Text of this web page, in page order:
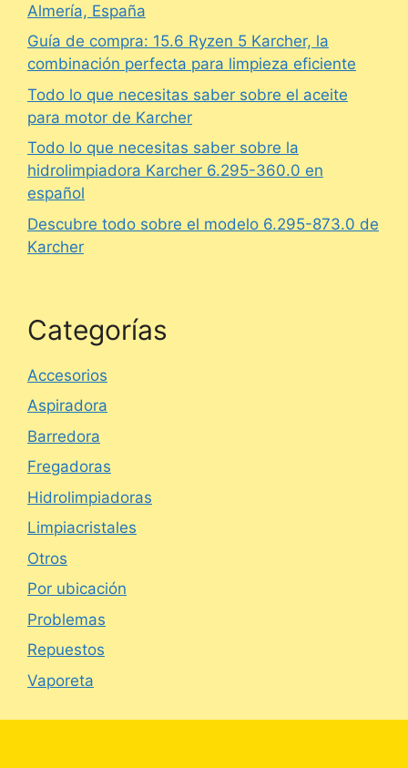
Almería, España
Guía de compra: 15.6 Ryzen 5 Karcher, la
combinación perfecta para limpieza eficiente
Todo lo que necesitas saber sobre el aceite
para motor de Karcher
Todo lo que necesitas saber sobre la
hidrolimpiadora Karcher 6.295-360.0 en
español
Descubre todo sobre el modelo 6.295-873.0 de
Karcher
Categorías
Accesorios
Aspiradora
Barredora
Fregadoras
Hidrolimpiadoras
Limpiacristales
Otros
Por ubicación
Problemas
Repuestos
Vaporeta